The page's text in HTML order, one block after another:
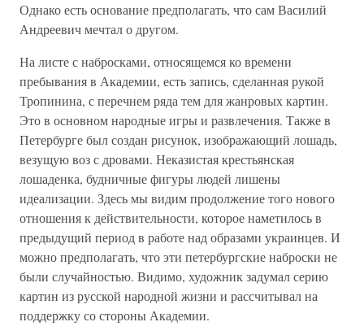
Однако есть основание предполагать, что сам Василий
Андреевич мечтал о другом.
На листе с набросками, относящемся ко времени
пребывания в Академии, есть запись, сделанная рукой
Тропинина, с перечнем ряда тем для жанровых картин.
Это в основном народные игры и развлечения. Также в
Петербурге был создан рисунок, изображающий лошадь,
везущую воз с дровами. Неказистая крестьянская
лошаденка, будничные фигуры людей лишены
идеализации. Здесь мы видим продолжение того нового
отношения к действительности, которое наметилось в
предыдущий период в работе над образами украинцев. И
можно предполагать, что эти петербургские наброски не
были случайностью. Видимо, художник задумал серию
картин из русской народной жизни и рассчитывал на
поддержку со стороны Академии.